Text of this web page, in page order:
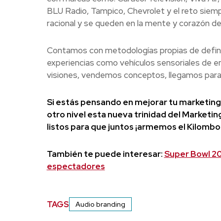
BLU Radio, Tampico, Chevrolet y el reto
racional y se queden en la mente y corazón
Contamos con metodologías propias de
experiencias como vehículos sensoriales de
visiones, vendemos conceptos, llegamos
Si estás pensando en mejorar tu
otro nivel esta nueva trinidad del
listos para que juntos ¡armemos el
También te puede interesar:Super Bowl
espectadores
TAGS Audio branding